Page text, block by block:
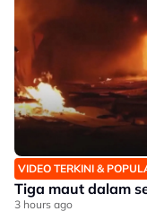
VIDEO TERKINI &
Tiga maut dalam
3 hours ago